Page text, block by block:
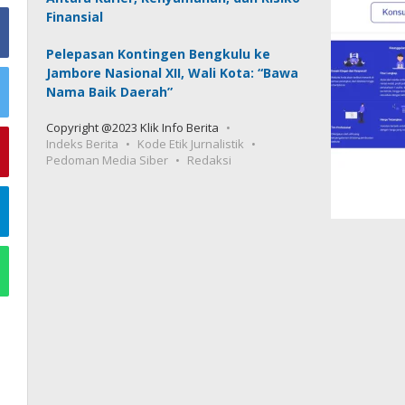
Finansial
Pelepasan Kontingen Bengkulu ke
Jambore Nasional XII, Wali Kota: “Bawa
Nama Baik Daerah”
Copyright @2023 Klik Info Berita
Indeks Berita
Kode Etik Jurnalistik
Pedoman Media Siber
Redaksi